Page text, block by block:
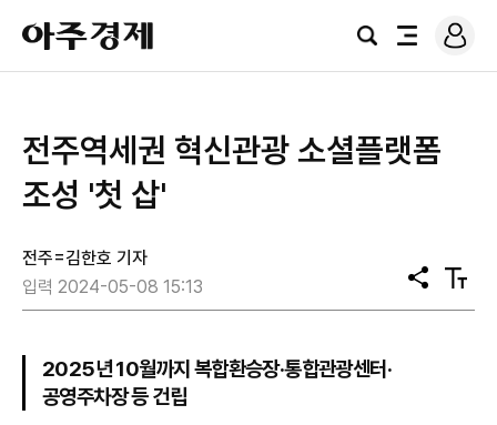
아
주
경
검
전
로
그
전주역세권 혁신관광 소셜플랫폼
조성 '첫 삽'
전주=김한호 기자
입력 2024-05-08 15:13
공
유
텍
스
2025년 10월까지 복합환승장·통합관광센터·
공영주차장 등 건립